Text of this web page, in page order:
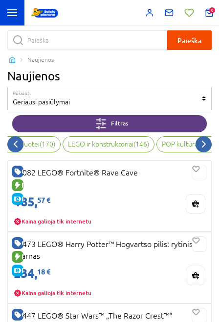
0
Paieška
Naujienos
Naujienos
Rūšiuoti
Geriausi pasiūlymai
Filtras
vaizduotei(170) LEGO ir konstruktoriai(146) POP kultūra ir
GERA KAINA
NAUJA PREKĖ
E-KAINA
77082 LEGO® Fortnite® Rave Cave
185,57 €
Kaina galioja tik internetu
GERA KAINA
NAUJA PREKĖ
E-KAINA
76473 LEGO® Harry Potter™ Hogvartso pilis: rytinis
sparnas
234,18 €
Kaina galioja tik internetu
GERA KAINA
75447 LEGO® Star Wars™ „The Razor Crest™“